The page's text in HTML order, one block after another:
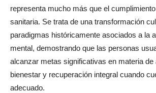
representa mucho más que el
sanitaria. Se trata de una transformación
paradigmas históricamente asociados a la
mental, demostrando que las personas
alcanzar metas significativas en materia de
bienestar y recuperación integral cuando
adecuado.